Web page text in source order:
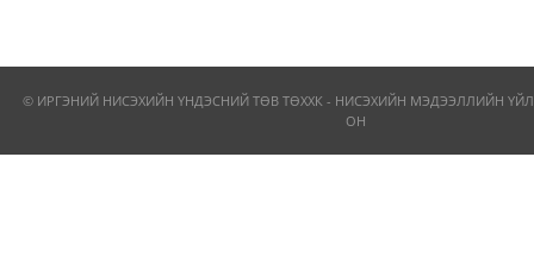
© ИРГЭНИЙ НИСЭХИЙН ҮНДЭСНИЙ ТӨВ ТӨХХК - НИСЭХИЙН МЭДЭЭЛЛИЙН
ОН